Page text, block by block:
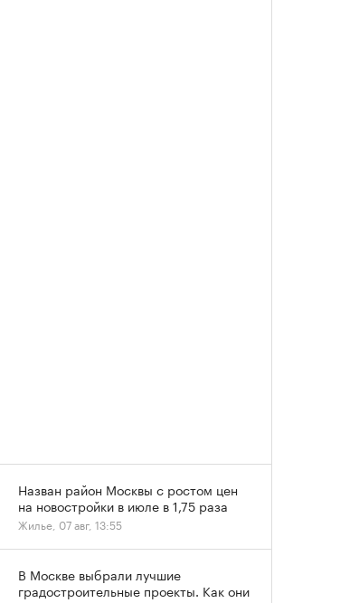
Назван район Москвы с ростом цен
на новостройки в июле в 1,75 раза
Жилье, 07 авг, 13:55
В Москве выбрали лучшие
градостроительные проекты. Как они